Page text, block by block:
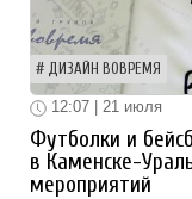
ДИЗАЙН ВОВРЕМЯ
12:07 | 21 июля
Футболки и
в Каменске-
мероприятий